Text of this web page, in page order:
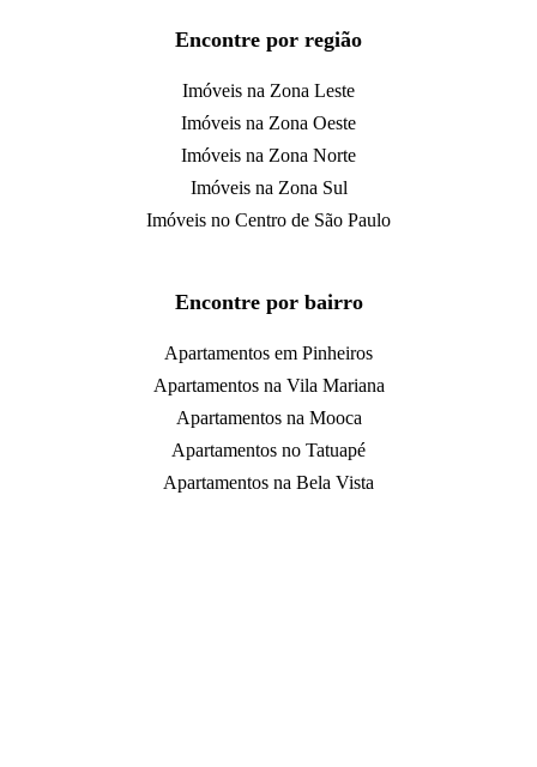
Encontre por região
Imóveis na Zona Leste
Imóveis na Zona Oeste
Imóveis na Zona Norte
Imóveis na Zona Sul
Imóveis no Centro de São Paulo
Encontre por bairro
Apartamentos em Pinheiros
Apartamentos na Vila Mariana
Apartamentos na Mooca
Apartamentos no Tatuapé
Apartamentos na Bela Vista